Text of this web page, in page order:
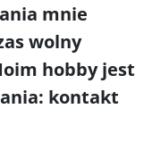
mnie
wolny
hobby jest
kontakt